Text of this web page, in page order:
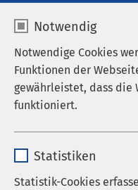
Notwendig
Notwendige Cookies
Funktionen der
gewährleistet, dass die
funktioniert.
Anbieter sgalinski
Statistiken
Statistik-Cookies
Anmeldung für
Eine
medikamentöser